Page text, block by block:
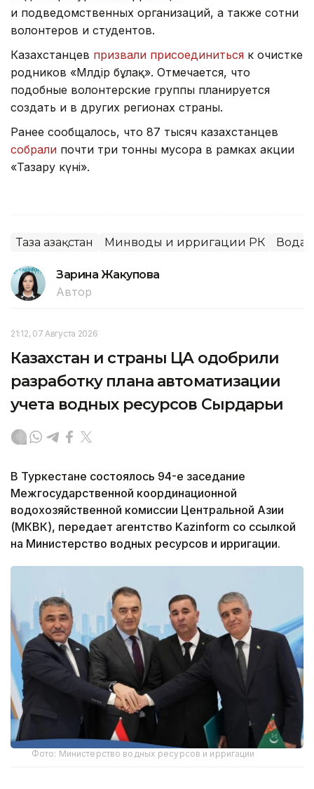
и подведомственных организаций, а также сотни
волонтеров и студентов.
Казахстанцев призвали присоединиться к очистке
родников «Мөлдір бұлақ». Отмечается, что
подобные волонтерские группы планируется
создать и в других регионах страны.
Ранее сообщалось, что 87 тысяч казахстанцев
собрали почти три тонны мусора в рамках акции
«Тазару күні».
Таза Қазақстан Минводы и ирригации РК Вода
Зарина Жакупова
Автор
21:12, 07 Августа 2026
Казахстан и страны ЦА одобрили
разработку плана автоматизации
учета водных ресурсов Сырдарьи
В Туркестане состоялось 94-е заседание
Межгосударственной координационной
водохозяйственной комиссии Центральной Азии
(МКВК), передает агентство Kazinform со ссылкой
на Министерство водных ресурсов и ирригации.
Фото: Министерство водных ресурсов и ирригации